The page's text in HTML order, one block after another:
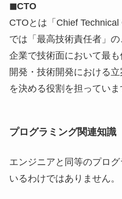
◼︎CTO
CTOとは「Chief
では「最高技術責任者」
企業で技術面において最
開発・技術開発における
を決める役割を担っていま
プログラミング関連知識
エンジニアと同等のプロ
いるわけではありません。